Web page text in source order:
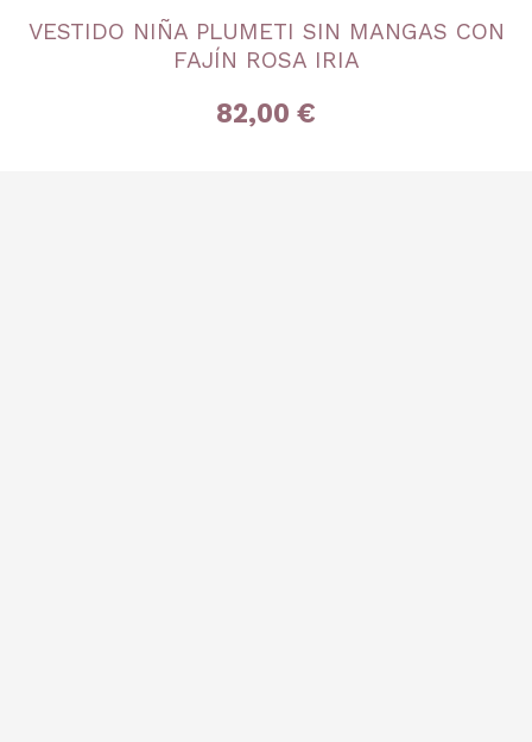
18A 20A 3 años 6 años 8 años
10 años
VESTIDO NIÑA PLUMETI SIN MANGAS CON
FAJÍN ROSA IRIA
82,00 €